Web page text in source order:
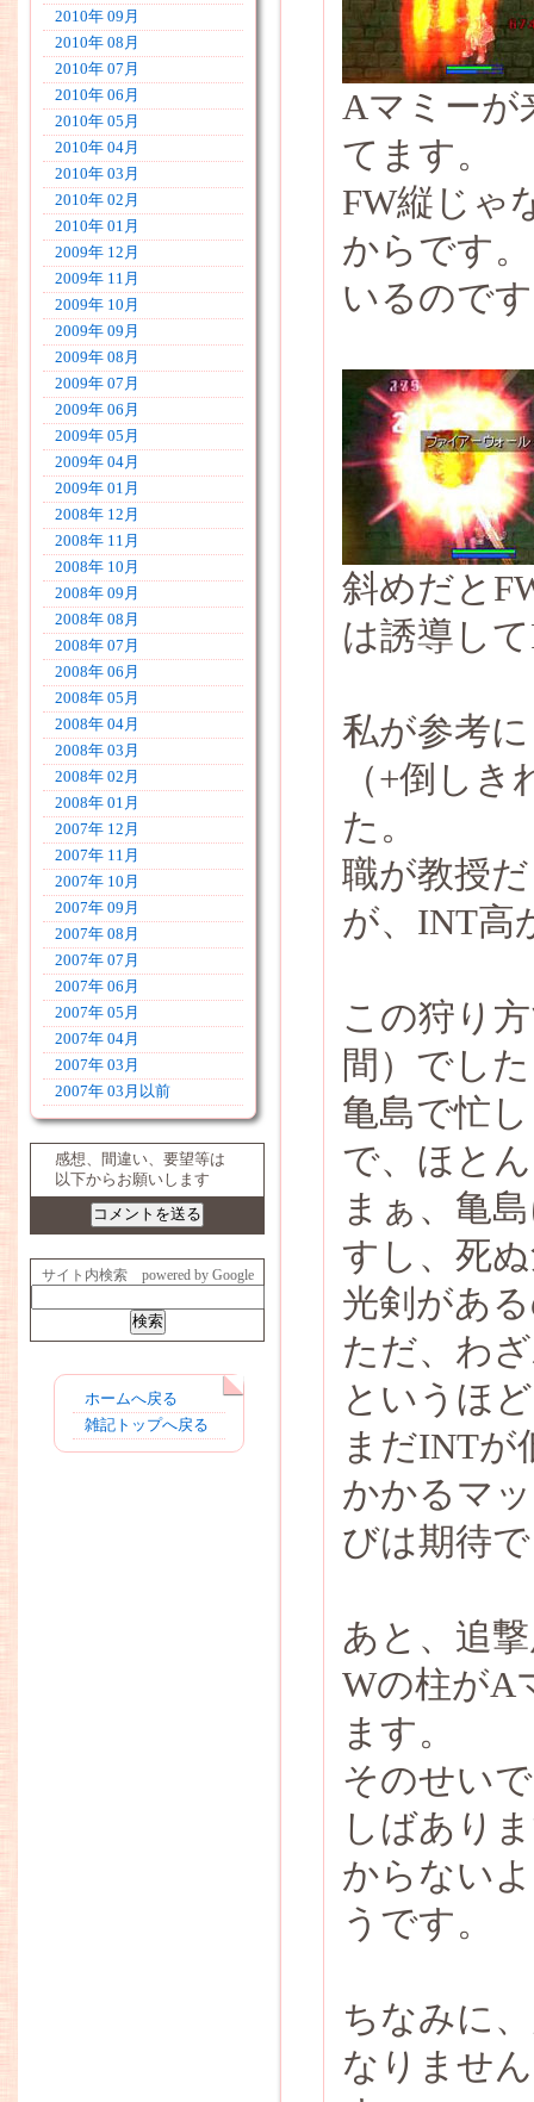
2010年 09月
2010年 08月
2010年 07月
2010年 06月
2010年 05月
2010年 04月
2010年 03月
2010年 02月
2010年 01月
2009年 12月
2009年 11月
2009年 10月
2009年 09月
2009年 08月
2009年 07月
2009年 06月
2009年 05月
2009年 04月
2009年 01月
2008年 12月
2008年 11月
2008年 10月
2008年 09月
2008年 08月
2008年 07月
2008年 06月
2008年 05月
2008年 04月
2008年 03月
2008年 02月
2008年 01月
2007年 12月
2007年 11月
2007年 10月
2007年 09月
2007年 08月
2007年 07月
2007年 06月
2007年 05月
2007年 04月
2007年 03月
2007年 03月以前
感想、間違い、要望等は
以下からお願いします
サイト内検索 powered by Google
ホームへ戻る
雑記トップへ戻る
Aマミーが
てます。
FW縦じゃ
からです
いるので
斜めだと
は誘導し
私が参考
（+倒し
た。
職が教授
が、INT高
この狩り
間）でし
亀島で忙
で、ほと
まぁ、亀
すし、死
光剣があ
ただ、わ
というほ
まだINTが
かかるマ
びは期待
あと、追
Wの柱がA
ます。
そのせい
しばあり
からない
うです。
ちなみに
なりませ